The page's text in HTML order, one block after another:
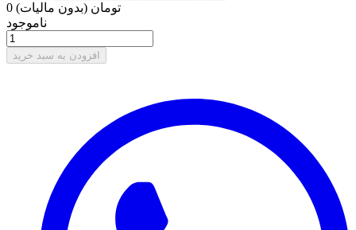
0 تومان (بدون مالیات)
ناموجود
افزودن به سبد خرید